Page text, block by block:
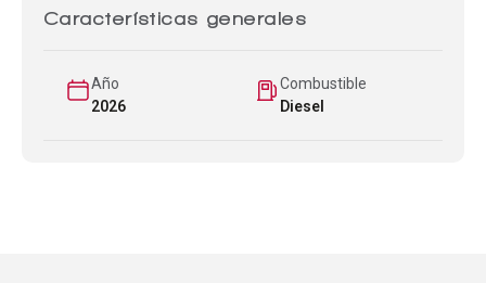
Características generales
Año
2026
Combustible
Diesel